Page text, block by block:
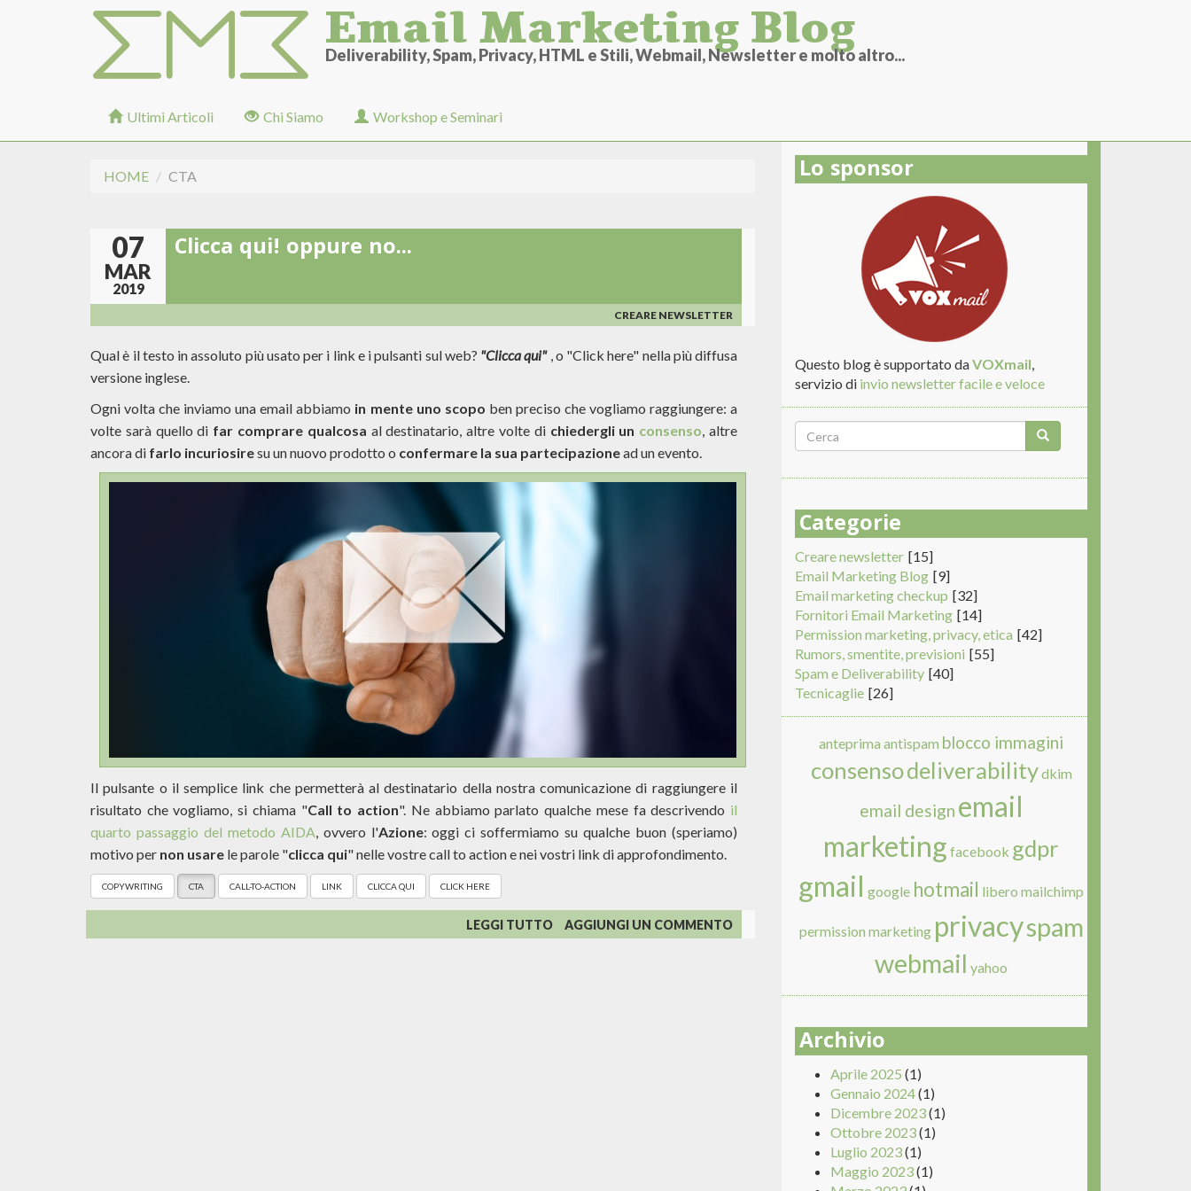
Email Marketing Blog
Deliverability, Spam, Privacy, HTML e Stili, Webmail, Newsletter e molto altro...
Ultimi Articoli Chi Siamo Workshop e Seminari
HOME CTA
07
MAR
2019
Clicca qui! oppure no...
CREARE NEWSLETTER
Qual è il testo in assoluto più usato per i link e i pulsanti sul web? "Clicca qui", o "Click here" nella più diffusa
versione inglese.
Ogni volta che inviamo una email abbiamo in mente uno scopo ben preciso che vogliamo raggiungere: a
volte sarà quello di far comprare qualcosa al destinatario, altre volte di chiedergli un consenso, altre
ancora di farlo incuriosiresu un nuovo prodotto o confermare la sua partecipazionead un evento.
Il pulsante o il semplice link che permetterà al destinatario della nostra comunicazione di raggiungere il
risultato che vogliamo, si chiama "Call to action". Ne abbiamo parlato qualche mese fa descrivendo il
quarto passaggio del metodo AIDA , ovvero l'Azione: oggi ci soffermiamo su qualche buon (speriamo)
motivo per non usare le parole "clicca qui" nelle vostre call to action e nei vostri link di approfondimento.
COPYWRITING CTA CALL-TO-ACTION LINK CLICCA QUI CLICK HERE
LEGGI TUTTO SU
CLICCA
AGGIUNGI UN COMMENTO
Lo sponsor
Questo blog è supportato daVOXmail,
servizio di invio newsletter facile e veloce
Form
di
ricerca
Categorie
Creare newsletter [15]
Email Marketing Blog [9]
Email marketing checkup [32]
Fornitori Email Marketing [14]
Permission marketing, privacy, etica [42]
Rumors, smentite, previsioni [55]
Spam e Deliverability [40]
Tecnicaglie [26]
anteprima antispam blocco immagini
consensodeliverabilitydkim
email design email
marketing facebook gdpr
gmail google hotmail libero mailchimp
permission marketing privacyspam
webmail yahoo
Archivio
Aprile 2025 (1)
Gennaio 2024(1)
Dicembre 2023(1)
Ottobre 2023(1)
Luglio 2023(1)
Maggio 2023(1)